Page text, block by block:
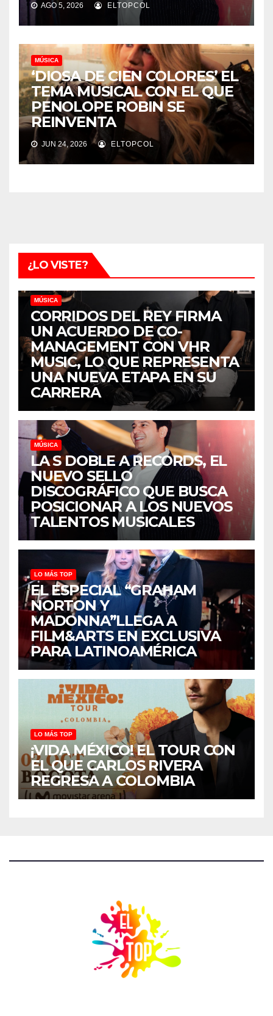
AGO 5, 2026 ELTOPCOL
MÚSICA
‘DIOSA DE CIEN COLORES’ EL
TEMA MUSICAL CON EL QUE
PENOLOPE ROBIN SE
REINVENTA
JUN 24, 2026 ELTOPCOL
¿LO VISTE?
MÚSICA
CORRIDOS DEL REY FIRMA
UN ACUERDO DE CO-
MANAGEMENT CON VHR
MUSIC, LO QUE REPRESENTA
UNA NUEVA ETAPA EN SU
CARRERA
MÚSICA
LA S DOBLE A RECORDS, EL
NUEVO SELLO
DISCOGRÁFICO QUE BUSCA
POSICIONAR A LOS NUEVOS
TALENTOS MUSICALES
LO MÁS TOP
EL ESPECIAL “GRAHAM
NORTON Y
MADONNA”LLEGA A
FILM&ARTS EN EXCLUSIVA
PARA LATINOAMÉRICA
LO MÁS TOP
¡VIDA MÉXICO! EL TOUR CON
EL QUE CARLOS RIVERA
REGRESA A COLOMBIA